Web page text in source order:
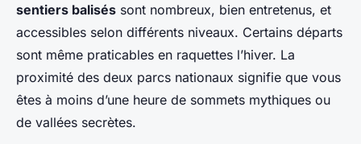
sentiers balisés sont nombreux, bien entretenus, et
accessibles selon différents niveaux. Certains départs
sont même praticables en raquettes l’hiver. La
proximité des deux parcs nationaux signifie que vous
êtes à moins d’une heure de sommets mythiques ou
de vallées secrètes.